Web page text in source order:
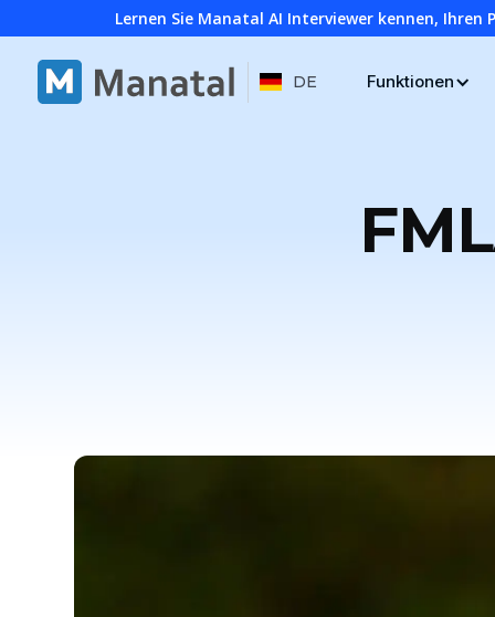
Lernen Sie Manatal AI Interviewer kennen,
DE Funktionen